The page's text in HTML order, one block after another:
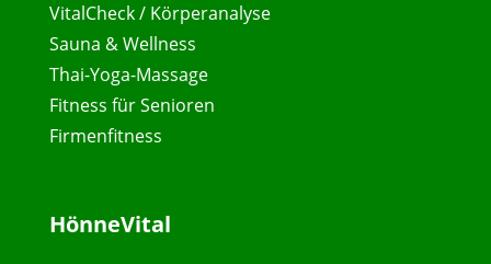
VitalCheck / Körperanalyse
Sauna & Wellness
Thai-Yoga-Massage
Fitness für Senioren
Firmenfitness
HönneVital